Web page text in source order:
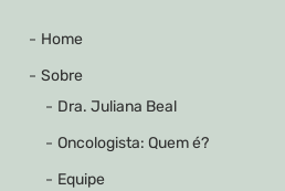
Home
Sobre
Dra. Juliana Beal
Oncologista: Quem é?
Equipe